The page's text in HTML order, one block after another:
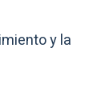
y la